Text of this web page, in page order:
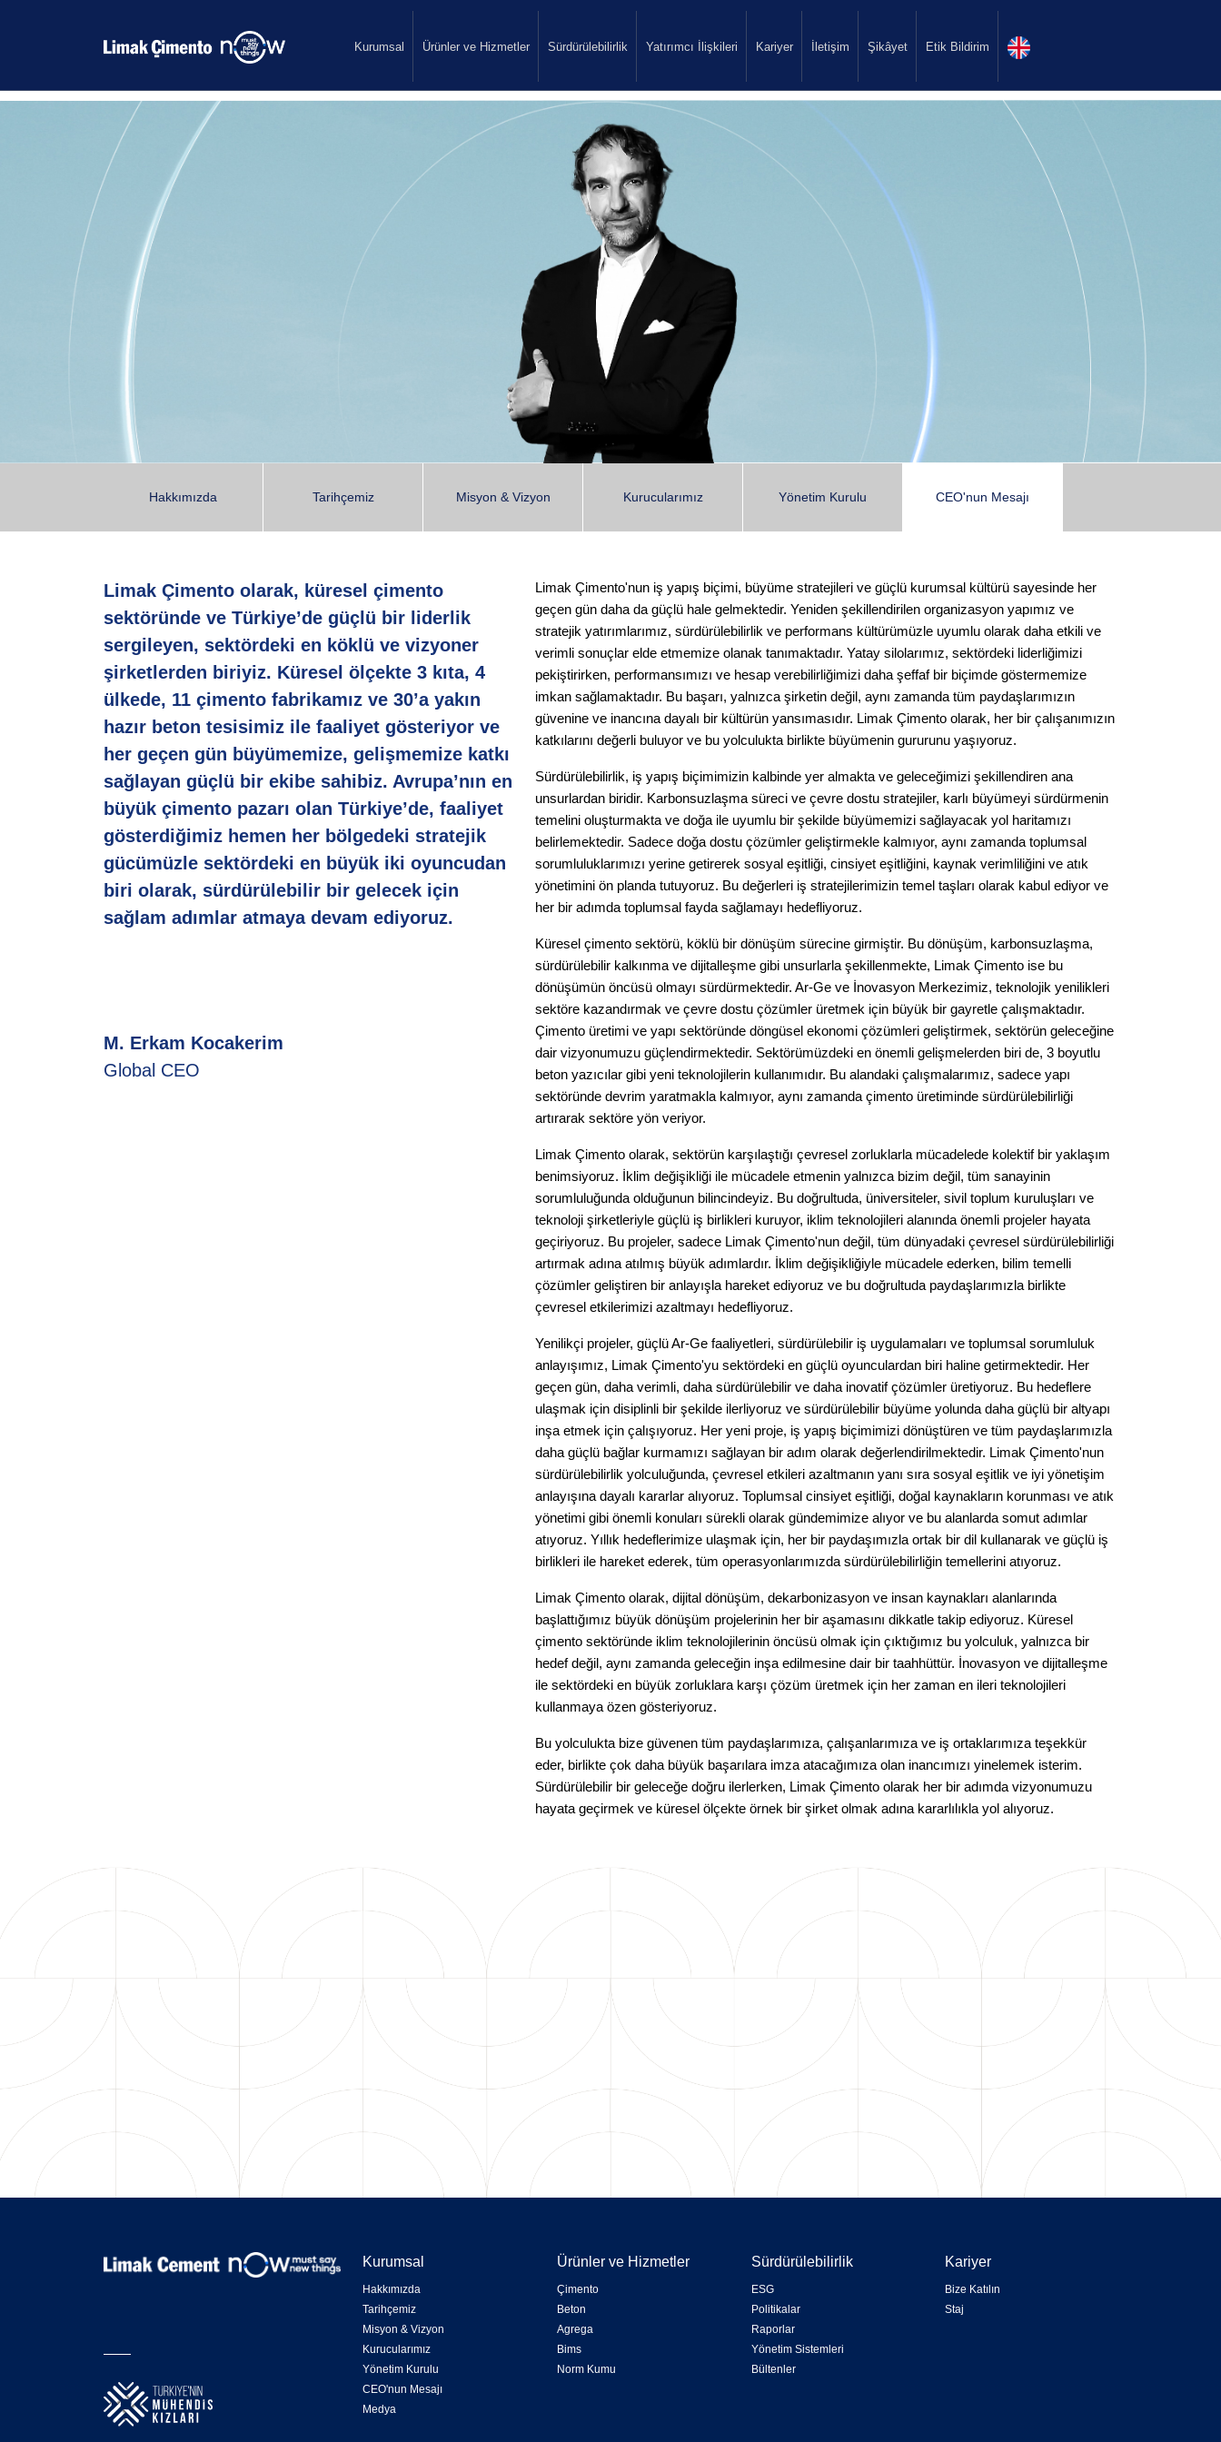
Kurumsal Ürünler ve Hizmetler Sürdürülebilirlik Yatırımcı İlişkileri Kariyer İletişim Şikâyet Etik Bildirim
Hakkımızda Tarihçemiz Misyon & Vizyon Kurucularımız Yönetim Kurulu CEO'nun Mesajı
Limak Çimento olarak, küresel çimento
sektöründe ve Türkiye’de güçlü bir liderlik
sergileyen, sektördeki en köklü ve vizyoner
şirketlerden biriyiz. Küresel ölçekte 3 kıta, 4
ülkede, 11 çimento fabrikamız ve 30’a yakın
hazır beton tesisimiz ile faaliyet gösteriyor ve
her geçen gün büyümemize, gelişmemize katkı
sağlayan güçlü bir ekibe sahibiz. Avrupa’nın en
büyük çimento pazarı olan Türkiye’de, faaliyet
gösterdiğimiz hemen her bölgedeki stratejik
gücümüzle sektördeki en büyük iki oyuncudan
biri olarak, sürdürülebilir bir gelecek için
sağlam adımlar atmaya devam ediyoruz.
M. Erkam Kocakerim
Global CEO
Limak Çimento'nun iş yapış biçimi, büyüme stratejileri ve güçlü kurumsal kültürü sayesinde her
geçen gün daha da güçlü hale gelmektedir. Yeniden şekillendirilen organizasyon yapımız ve
stratejik yatırımlarımız, sürdürülebilirlik ve performans kültürümüzle uyumlu olarak daha etkili ve
verimli sonuçlar elde etmemize olanak tanımaktadır. Yatay silolarımız, sektördeki liderliğimizi
pekiştirirken, performansımızı ve hesap verebilirliğimizi daha şeffaf bir biçimde göstermemize
imkan sağlamaktadır. Bu başarı, yalnızca şirketin değil, aynı zamanda tüm paydaşlarımızın
güvenine ve inancına dayalı bir kültürün yansımasıdır. Limak Çimento olarak, her bir çalışanımızın
katkılarını değerli buluyor ve bu yolculukta birlikte büyümenin gururunu yaşıyoruz.
Sürdürülebilirlik, iş yapış biçimimizin kalbinde yer almakta ve geleceğimizi şekillendiren ana
unsurlardan biridir. Karbonsuzlaşma süreci ve çevre dostu stratejiler, karlı büyümeyi sürdürmenin
temelini oluşturmakta ve doğa ile uyumlu bir şekilde büyümemizi sağlayacak yol haritamızı
belirlemektedir. Sadece doğa dostu çözümler geliştirmekle kalmıyor, aynı zamanda toplumsal
sorumluluklarımızı yerine getirerek sosyal eşitliği, cinsiyet eşitliğini, kaynak verimliliğini ve atık
yönetimini ön planda tutuyoruz. Bu değerleri iş stratejilerimizin temel taşları olarak kabul ediyor ve
her bir adımda toplumsal fayda sağlamayı hedefliyoruz.
Küresel çimento sektörü, köklü bir dönüşüm sürecine girmiştir. Bu dönüşüm, karbonsuzlaşma,
sürdürülebilir kalkınma ve dijitalleşme gibi unsurlarla şekillenmekte, Limak Çimento ise bu
dönüşümün öncüsü olmayı sürdürmektedir. Ar-Ge ve İnovasyon Merkezimiz, teknolojik yenilikleri
sektöre kazandırmak ve çevre dostu çözümler üretmek için büyük bir gayretle çalışmaktadır.
Çimento üretimi ve yapı sektöründe döngüsel ekonomi çözümleri geliştirmek, sektörün geleceğine
dair vizyonumuzu güçlendirmektedir. Sektörümüzdeki en önemli gelişmelerden biri de, 3 boyutlu
beton yazıcılar gibi yeni teknolojilerin kullanımıdır. Bu alandaki çalışmalarımız, sadece yapı
sektöründe devrim yaratmakla kalmıyor, aynı zamanda çimento üretiminde sürdürülebilirliği
artırarak sektöre yön veriyor.
Limak Çimento olarak, sektörün karşılaştığı çevresel zorluklarla mücadelede kolektif bir yaklaşım
benimsiyoruz. İklim değişikliği ile mücadele etmenin yalnızca bizim değil, tüm sanayinin
sorumluluğunda olduğunun bilincindeyiz. Bu doğrultuda, üniversiteler, sivil toplum kuruluşları ve
teknoloji şirketleriyle güçlü iş birlikleri kuruyor, iklim teknolojileri alanında önemli projeler hayata
geçiriyoruz. Bu projeler, sadece Limak Çimento'nun değil, tüm dünyadaki çevresel sürdürülebilirliği
artırmak adına atılmış büyük adımlardır. İklim değişikliğiyle mücadele ederken, bilim temelli
çözümler geliştiren bir anlayışla hareket ediyoruz ve bu doğrultuda paydaşlarımızla birlikte
çevresel etkilerimizi azaltmayı hedefliyoruz.
Yenilikçi projeler, güçlü Ar-Ge faaliyetleri, sürdürülebilir iş uygulamaları ve toplumsal sorumluluk
anlayışımız, Limak Çimento'yu sektördeki en güçlü oyunculardan biri haline getirmektedir. Her
geçen gün, daha verimli, daha sürdürülebilir ve daha inovatif çözümler üretiyoruz. Bu hedeflere
ulaşmak için disiplinli bir şekilde ilerliyoruz ve sürdürülebilir büyüme yolunda daha güçlü bir altyapı
inşa etmek için çalışıyoruz. Her yeni proje, iş yapış biçimimizi dönüştüren ve tüm paydaşlarımızla
daha güçlü bağlar kurmamızı sağlayan bir adım olarak değerlendirilmektedir. Limak Çimento'nun
sürdürülebilirlik yolculuğunda, çevresel etkileri azaltmanın yanı sıra sosyal eşitlik ve iyi yönetişim
anlayışına dayalı kararlar alıyoruz. Toplumsal cinsiyet eşitliği, doğal kaynakların korunması ve atık
yönetimi gibi önemli konuları sürekli olarak gündemimize alıyor ve bu alanlarda somut adımlar
atıyoruz. Yıllık hedeflerimize ulaşmak için, her bir paydaşımızla ortak bir dil kullanarak ve güçlü iş
birlikleri ile hareket ederek, tüm operasyonlarımızda sürdürülebilirliğin temellerini atıyoruz.
Limak Çimento olarak, dijital dönüşüm, dekarbonizasyon ve insan kaynakları alanlarında
başlattığımız büyük dönüşüm projelerinin her bir aşamasını dikkatle takip ediyoruz. Küresel
çimento sektöründe iklim teknolojilerinin öncüsü olmak için çıktığımız bu yolculuk, yalnızca bir
hedef değil, aynı zamanda geleceğin inşa edilmesine dair bir taahhüttür. İnovasyon ve dijitalleşme
ile sektördeki en büyük zorluklara karşı çözüm üretmek için her zaman en ileri teknolojileri
kullanmaya özen gösteriyoruz.
Bu yolculukta bize güvenen tüm paydaşlarımıza, çalışanlarımıza ve iş ortaklarımıza teşekkür
eder, birlikte çok daha büyük başarılara imza atacağımıza olan inancımızı yinelemek isterim.
Sürdürülebilir bir geleceğe doğru ilerlerken, Limak Çimento olarak her bir adımda vizyonumuzu
hayata geçirmek ve küresel ölçekte örnek bir şirket olmak adına kararlılıkla yol alıyoruz.
Kurumsal
Hakkımızda
Tarihçemiz
Misyon & Vizyon
Kurucularımız
Yönetim Kurulu
CEO'nun Mesajı
Medya
Ürünler ve Hizmetler
Çimento
Beton
Agrega
Bims
Norm Kumu
Sürdürülebilirlik
ESG
Politikalar
Raporlar
Yönetim Sistemleri
Bültenler
Kariyer
Bize Katılın
Staj